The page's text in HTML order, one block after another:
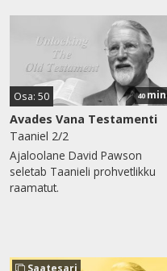
40 min
Osa: 50
Avades Vana Testamenti
Taaniel 2/2
Ajaloolane David Pawson
seletab Taanieli prohvetlikku
raamatut.
Saatesari